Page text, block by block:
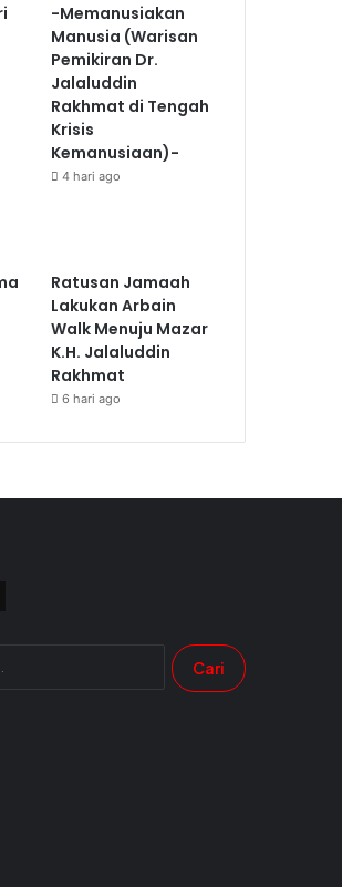
-Memanusiakan
Manusia (Warisan
Pemikiran Dr.
Jalaluddin
Rakhmat di Tengah
Krisis
Kemanusiaan)-
4 hari ago
Ratusan Jamaah
Lakukan Arbain
Walk Menuju Mazar
K.H. Jalaluddin
Rakhmat
6 hari ago
Cari
untuk: